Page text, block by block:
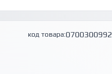
код товара:0700300992